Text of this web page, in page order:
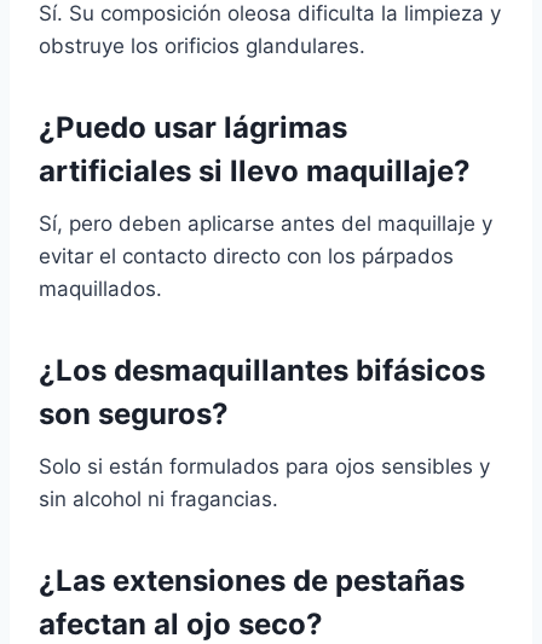
Sí. Su composición oleosa dificulta la limpieza y
obstruye los orificios glandulares.
¿Puedo usar lágrimas
artificiales si llevo maquillaje?
Sí, pero deben aplicarse antes del maquillaje y
evitar el contacto directo con los párpados
maquillados.
¿Los desmaquillantes bifásicos
son seguros?
Solo si están formulados para ojos sensibles y
sin alcohol ni fragancias.
¿Las extensiones de pestañas
afectan al ojo seco?